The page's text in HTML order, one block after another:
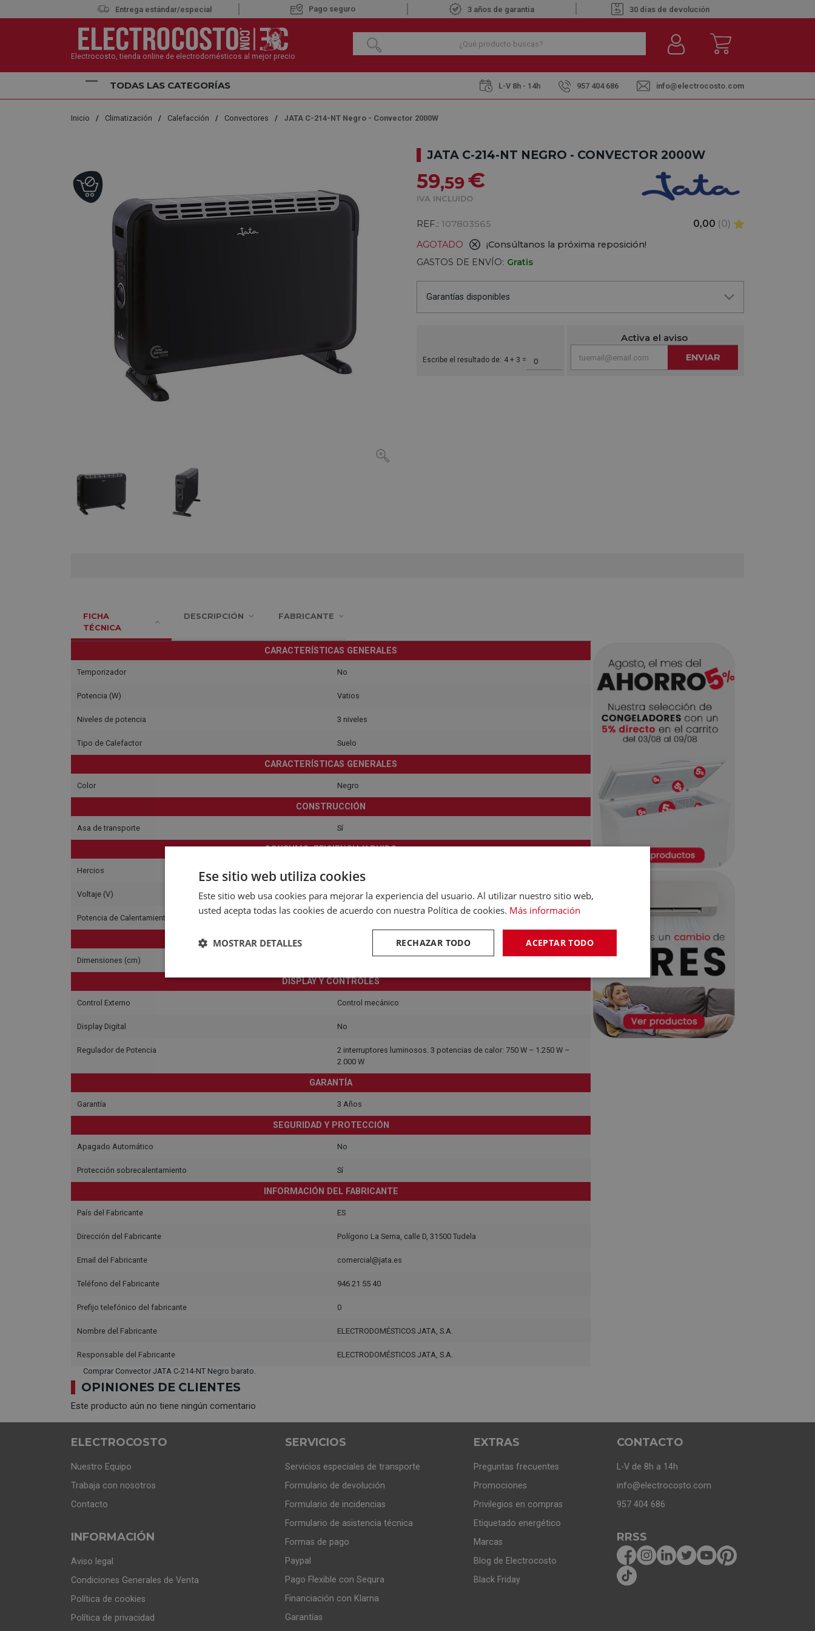
Entrega estándar/especial Pago seguro 3 años de garantía 30 días de devolución
Electrocosto, tienda online de electrodomésticos al mejor precio
TODAS LAS CATEGORÍAS L-V 8h - 14h 957 404 686 info@electrocosto.com
Inicio Climatización Calefacción Convectores JATA C-214-NT Negro - Convector 2000W
JATA C-214-NT NEGRO - CONVECTOR 2000W
59,59€
IVA INCLUIDO
REF.: 107803565 0,00 (0)
AGOTADO
¡Consúltanos la próxima reposición!
GASTOS DE ENVÍO: Gratis
Garantías disponibles
Escribe el resultado de: 4 + 3 =
Activa el aviso
ENVIAR
FICHA
TÉCNICA
DESCRIPCIÓN FABRICANTE
CARACTERÍSTICAS GENERALES
Temporizador No
Potencia (W) Vatios
Niveles de potencia 3 niveles
Tipo de Calefactor Suelo
CARACTERÍSTICAS GENERALES
Color Negro
CONSTRUCCIÓN
Asa de transporte Sí
CONSUMO, EFICIENCIA Y RUIDO
Hercios 50 Hz
Voltaje (V) 230,00 V
Potencia de Calentamiento Mín. (W)
DIMENSIONES Y PESO
Dimensiones (cm)
DISPLAY Y CONTROLES
Control Externo Control mecánico
Display Digital No
Regulador de Potencia
2 interruptores luminosos. 3 potencias de calor: 750 W – 1.250 W –
2.000 W
GARANTÍA
Garantía 3 Años
SEGURIDAD Y PROTECCIÓN
Apagado Automático No
Protección sobrecalentamiento Sí
INFORMACIÓN DEL FABRICANTE
País del Fabricante ES
Dirección del Fabricante Polígono La Serna, calle D, 31500 Tudela
Email del Fabricante comercial@jata.es
Teléfono del Fabricante 946 21 55 40
Prefijo telefónico del fabricante 0
Nombre del Fabricante ELECTRODOMÉSTICOS JATA, S.A.
Responsable del Fabricante
ELECTRODOMÉSTICOS JATA, S.A.
Comprar Convector JATA C-214-NT Negro barato.
OPINIONES DE CLIENTES
Este producto aún no tiene ningún comentario
ELECTROCOSTO
Nuestro Equipo
Trabaja con nosotros
Contacto
INFORMACIÓN
Aviso legal
Condiciones Generales de Venta
Política de cookies
Política de privacidad
SERVICIOS
Servicios especiales de transporte
Formulario de devolución
Formulario de incidencias
Formulario de asistencia técnica
Formas de pago
Paypal
Pago Flexible con Sequra
Financiación con Klarna
Garantías
EXTRAS
Preguntas frecuentes
Promociones
Privilegios en compras
Etiquetado energético
Marcas
Blog de Electrocosto
Black Friday
CONTACTO
L-V de 8h a 14h
info@electrocosto.com
957 404 686
RRSS
Ese sitio web utiliza cookies
Este sitio web usa cookies para mejorar la experiencia del usuario. Al utilizar nuestro sitio web,
usted acepta todas las cookies de acuerdo con nuestra Política de cookies. Más información
ACEPTAR TODO
RECHAZAR TODO
MOSTRAR DETALLES